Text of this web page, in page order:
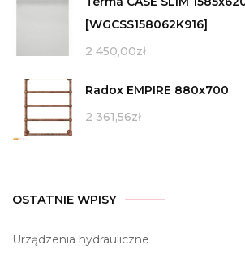
[WGCSS158062K916]
2 450,00zł
Radox EMPIRE 880x700
2 361,56zł
OSTATNIE WPISY
Urządzenia hydrauliczne